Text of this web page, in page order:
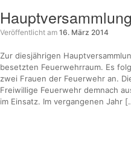
Veröffentlicht am 16. März 2014
Zur diesjährigen
besetzten Feuerwehrraum. Es
zwei Frauen der Feuerwehr an.
Freiwillige Feuerwehr demnach
im Einsatz. Im vergangenen Jahr